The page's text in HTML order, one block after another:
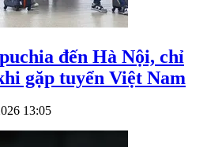
đến Hà Nội, chỉ
gặp tuyển Việt Nam
13:05